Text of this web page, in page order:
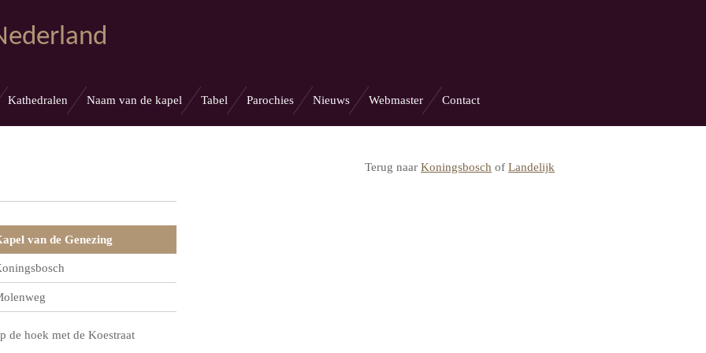
Kathedralen Naam van de kapel Tabel Parochies Nieuws Webmaster Contact
Terug naar Koningsbosch of Landelijk
van de Genezing
de hoek met de Koestraat